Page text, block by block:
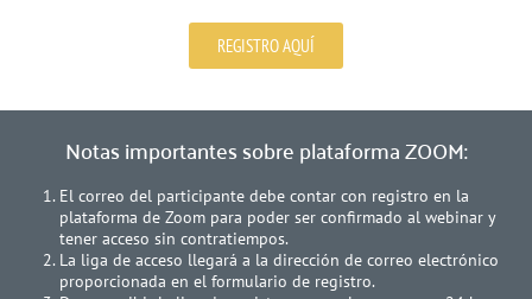
REGISTRO AQUÍ
Notas importantes sobre plataforma ZOOM:
El correo del participante debe contar con registro en la
plataforma de Zoom para poder ser confirmado al webinar y
tener acceso sin contratiempos.
La liga de acceso llegará a la dirección de correo electrónico
proporcionada en el formulario de registro.